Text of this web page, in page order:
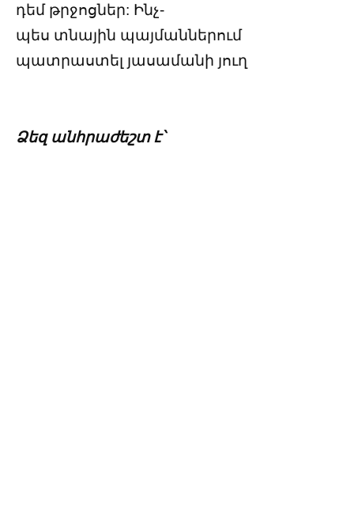
դեմ թրջոցներ: Ինչ-
պես տնային պայմաններում
պատրաստել յասամանի յուղ
Ձեզ անհրաժեշտ է՝